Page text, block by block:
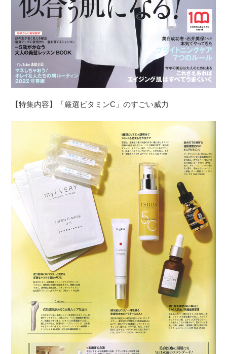
【特集内容】「厳選ビタミンC」のすごい威力